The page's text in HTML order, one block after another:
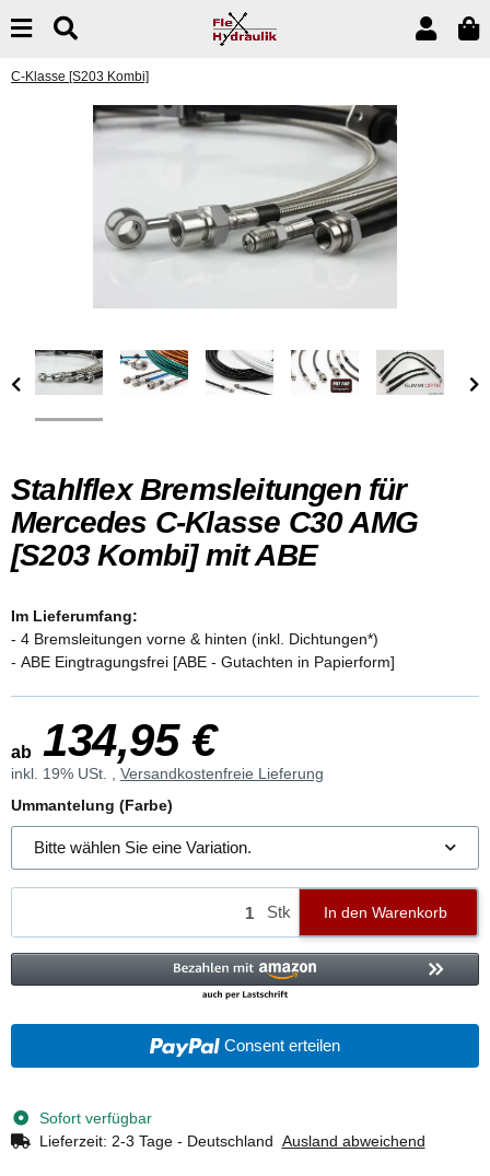
C-Klasse [S203 Kombi]
Stahlflex Bremsleitungen für
Mercedes C-Klasse C30 AMG
[S203 Kombi] mit ABE
Im Lieferumfang:
- 4 Bremsleitungen vorne & hinten (inkl. Dichtungen*)
- ABE Eingtragungsfrei [ABE - Gutachten in Papierform]
ab 134,95 €
inkl. 19% USt. , Versandkostenfreie Lieferung
Ummantelung (Farbe)
Bitte wählen Sie eine Variation.
Stk In den Warenkorb
Consent erteilen
Sofort verfügbar
Lieferzeit: 2-3 Tage - Deutschland Ausland abweichend